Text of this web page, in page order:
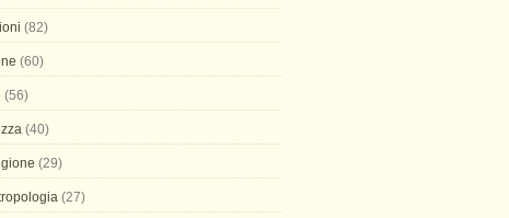
(82)
(60)
(56)
(40)
(29)
(27)